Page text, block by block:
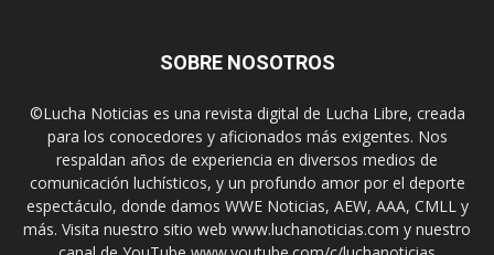
SOBRE NOSOTROS
©Lucha Noticias es una revista digital de Lucha Libre, creada
para los conocedores y aficionados más exigentes. Nos
respaldan años de experiencia en diversos medios de
comunicación luchísticos, y un profundo amor por el deporte
espectáculo, donde damos WWE Noticias, AEW, AAA, CMLL y
más. Visita nuestro sitio web www.luchanoticias.com y nuestro